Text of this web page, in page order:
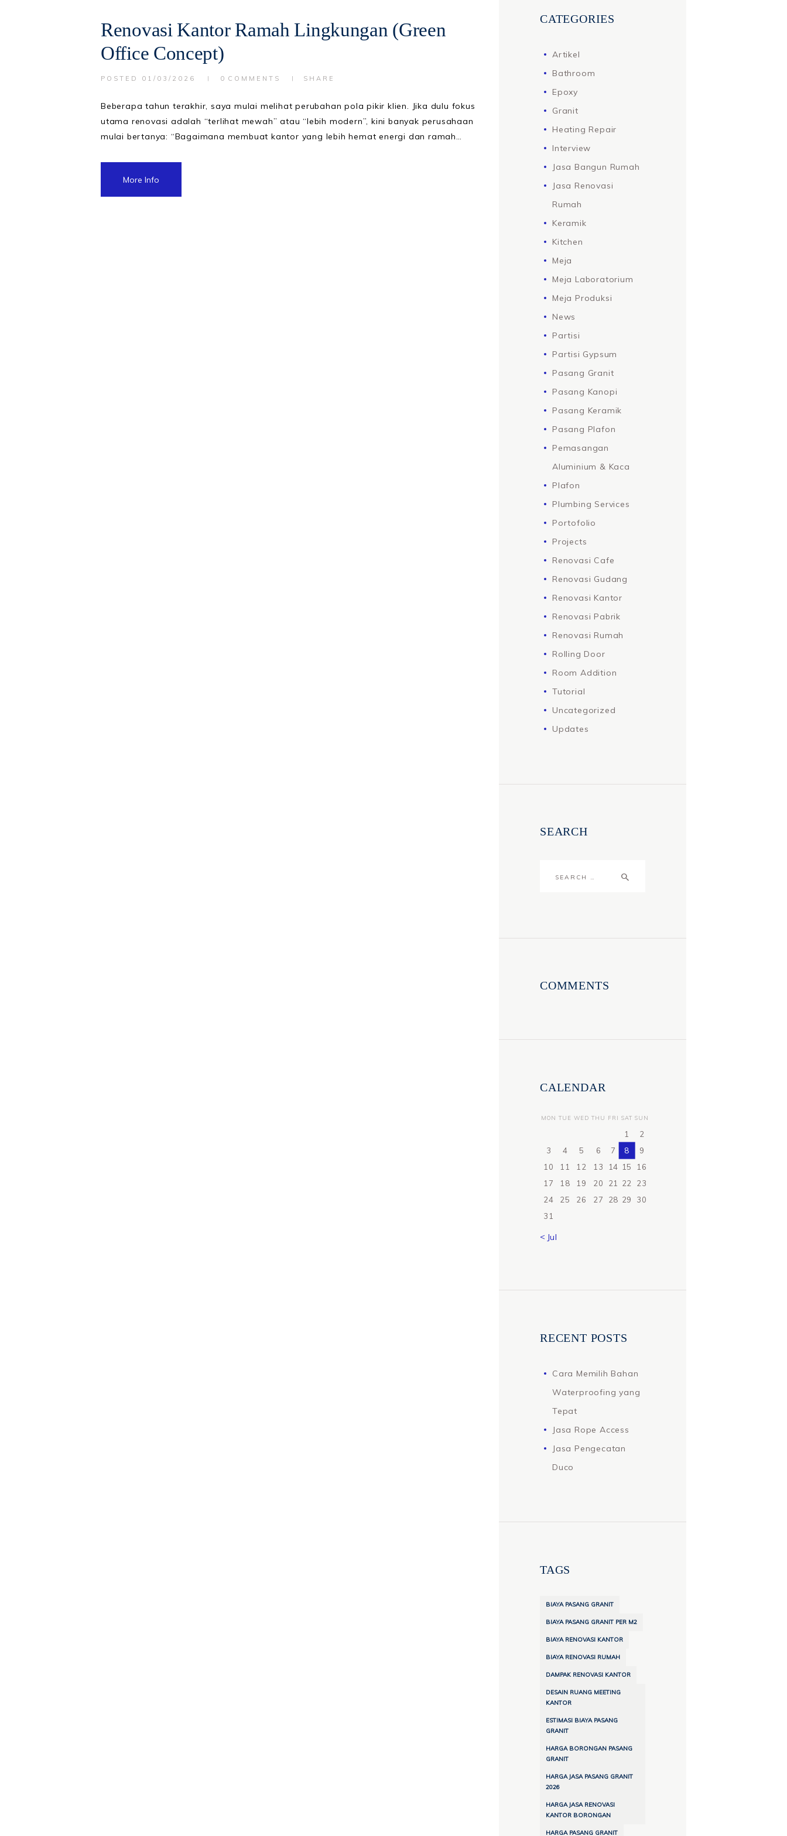
Renovasi Kantor Ramah Lingkungan (Green
Office Concept)
POSTED 01/03/2026 0 COMMENTS SHARE
Beberapa tahun terakhir, saya mulai melihat perubahan pola pikir klien. Jika dulu fokus
utama renovasi adalah “terlihat mewah” atau “lebih modern”, kini banyak perusahaan
mulai bertanya: “Bagaimana membuat kantor yang lebih hemat energi dan ramah…
More Info
CATEGORIES
Artikel
Bathroom
Epoxy
Granit
Heating Repair
Interview
Jasa Bangun Rumah
Jasa Renovasi
Rumah
Keramik
Kitchen
Meja
Meja Laboratorium
Meja Produksi
News
Partisi
Partisi Gypsum
Pasang Granit
Pasang Kanopi
Pasang Keramik
Pasang Plafon
Pemasangan
Aluminium & Kaca
Plafon
Plumbing Services
Portofolio
Projects
Renovasi Cafe
Renovasi Gudang
Renovasi Kantor
Renovasi Pabrik
Renovasi Rumah
Rolling Door
Room Addition
Tutorial
Uncategorized
Updates
SEARCH
COMMENTS
CALENDAR
MON TUE WED THU FRI SAT SUN
1
2
3
4 5 6 7 8
9
10
11 12 13 14 15
16
17
18 19 20 21 22
23
24
25 26 27 28 29
30
31
« Jul
RECENT POSTS
Cara Memilih Bahan
Waterproofing yang
Tepat
Jasa Rope Access
Jasa Pengecatan
Duco
TAGS
BIAYA PASANG GRANIT
BIAYA PASANG GRANIT PER M2
BIAYA RENOVASI KANTOR
BIAYA RENOVASI RUMAH
DAMPAK RENOVASI KANTOR
DESAIN RUANG MEETING
KANTOR
ESTIMASI BIAYA PASANG
GRANIT
HARGA BORONGAN PASANG
GRANIT
HARGA JASA PASANG GRANIT
2026
HARGA JASA RENOVASI
KANTOR BORONGAN
HARGA PASANG GRANIT